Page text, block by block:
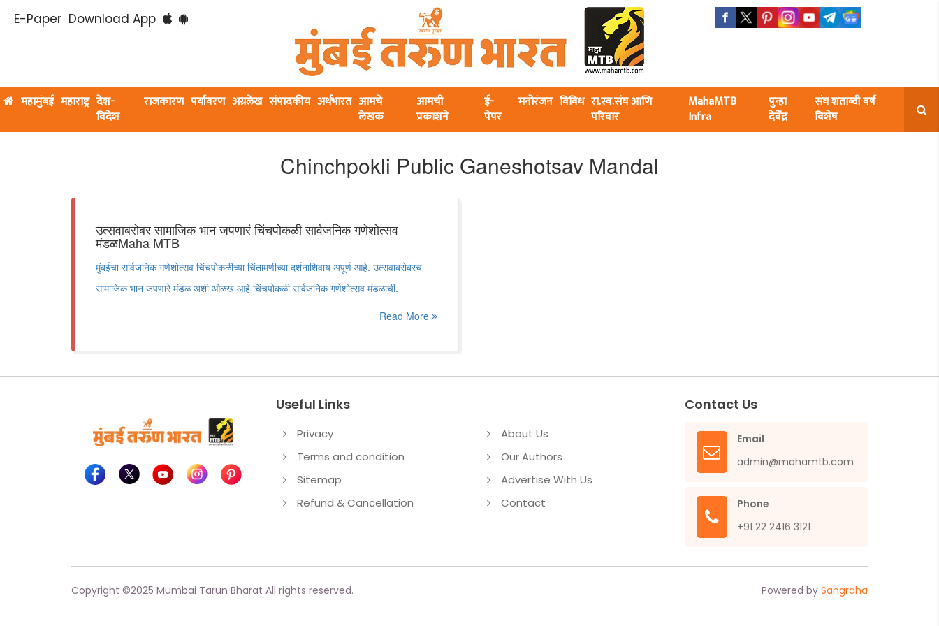
E-Paper Download App
महामुंबई महाराष्ट्र देश-
विदेश
राजकारण पर्यावरण अग्रलेख संपादकीय अर्थभारत आमचे
लेखक
आमची
प्रकाशने
ई-
पेपर
मनोरंजन विविध रा.स्व.संघ आणि
परिवार
MahaMTB
Infra
पुन्हा
देवेंद्र
संघ शताब्दी वर्ष
विशेष
Chinchpokli Public Ganeshotsav Mandal
उत्सवाबरोबर सामाजिक भान जपणारं चिंचपोकळी सार्वजनिक गणेशोत्सव
मंडळMaha MTB
मुंबईचा सार्वजनिक गणेशोत्सव चिंचपोकळीच्या चिंतामणीच्या दर्शनाशिवाय अपूर्ण आहे. उत्सवाबरोबरच
सामाजिक भान जपणारे मंडळ अशी ओळख आहे चिंचपोकळी सार्वजनिक गणेशोत्सव मंडळाची.
Read More
Useful Links
Privacy
Terms and condition
Sitemap
Refund & Cancellation
About Us
Our Authors
Advertise With Us
Contact
Contact Us
Email
admin@mahamtb.com
Phone
+91 22 2416 3121
Copyright ©2025 Mumbai Tarun Bharat All rights reserved. Powered by Sangraha